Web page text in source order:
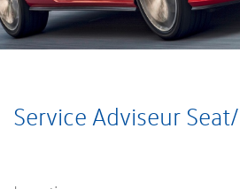
Service Adviseur